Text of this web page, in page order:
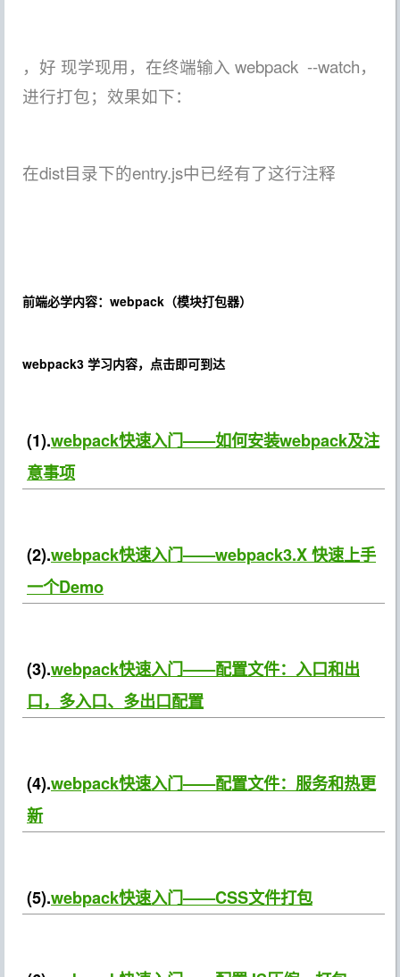
，好 现学现用，在终端输入 webpack --watch，
进行打包；效果如下：
在dist目录下的entry.js中已经有了这行注释
前端必学内容： webpack（模块打包器）
webpack3 学习内容，点击即可到达
(1).webpack快速入门——如何安装webpack及注
意事项
(2).webpack快速入门——webpack3.X 快速上手
一个Demo
(3).webpack快速入门——配置文件：入口和出
口，多入口、多出口配置
(4).webpack快速入门——配置文件：服务和热更
新
(5).webpack快速入门——CSS文件打包